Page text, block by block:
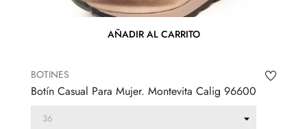
AÑADIR AL CARRITO
BOTINES
Botín Casual Para Mujer. Montevita Calig 96600